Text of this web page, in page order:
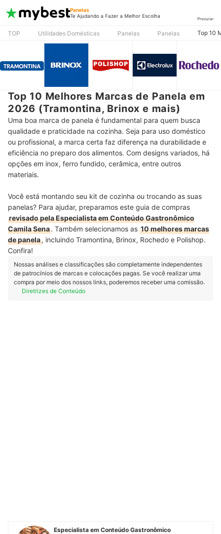
Panelas
Te Ajudando a Fazer a Melhor Escolha
Procurar
TOP Utilidades Domésticas Panelas Panelas Top 10
Top 10 Melhores Marcas de Panela em
2026 (Tramontina, Brinox e mais)
Uma boa marca de panela é fundamental para quem busca
qualidade e praticidade na cozinha. Seja para uso doméstico
ou profissional, a marca certa faz diferença na durabilidade e
eficiência no preparo dos alimentos. Com designs variados, há
opções em inox, ferro fundido, cerâmica, entre outros
materiais.
Você está montando seu kit de cozinha ou trocando as suas
panelas? Para ajudar, preparamos este guia de compras
revisado pela Especialista em Conteúdo Gastronômico
Camila Sena. Também selecionamos as 10 melhores marcas
de panela, incluindo Tramontina, Brinox, Rochedo e Polishop.
Confira!
Nossas análises e classificações são completamente independentes
de patrocínios de marcas e colocações pagas. Se você realizar uma
compra por meio dos nossos links, poderemos receber uma comissão.
Diretrizes de Conteúdo
Especialista em Conteúdo Gastronômico